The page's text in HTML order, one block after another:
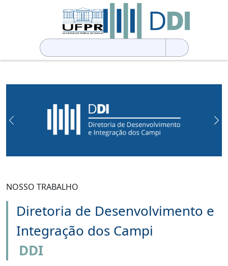
Pesquisar
por:
Previous
NOSSO TRABALHO
Diretoria de Desenvolvimento e
Integração dos Campi
DDI